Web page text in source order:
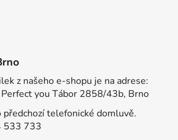
z našeho e-shopu je na adrese:
you Tábor 2858/43b, Brno
předchozí telefonické domluvě.
533 733